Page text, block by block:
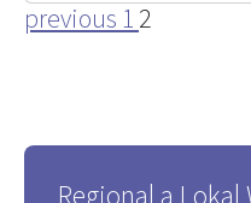
previous 1 2
Regional a Lokal